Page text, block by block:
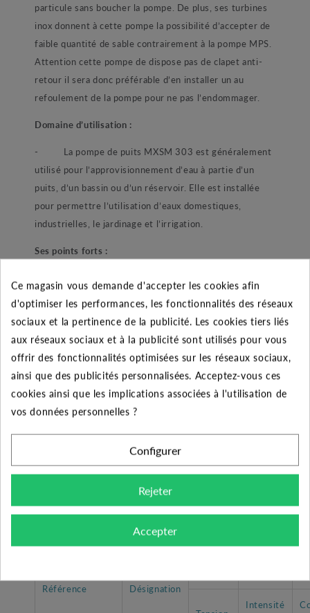
particule sans boucher la pompe. De plus, ses turbines
inox donnent à cette pompe la possibilité d’accepter de
faible quantité de sable contrairement à la pompe MPS.
Attention cette pompe de dispose pas de clapet anti-
retour il sera donc préférable d’en installer un au
refoulement de la pompe pour ne pas l’endommager.
Domaine d’utilisation :
-
La pompe de puits MXSM 303 est généralement
utilisé pour l’approvisionnement d’eau à partie d’un
puits, d’un bassin ou d’un réservoir. Elle est installée
pour permettre l’utilisation d’eaux domestiques,
industrielles, le jardinage et l’irrigation.
Ses points forts :
matériaux inoxydables est dotée d’une double garniture
mécanique. Cette dernière permet une parfaite
étanchéité du moteur. D’une fiabilité extrême la pompe
MXS est parfaite pour équiper votre puits.
Autres produits de la gamme :
La gamme MXS existe en version triphasée,
monophasée avec ou sans flotteur, avec ou sans coffret
de démarrage.
Autres accessoires :
Cette pompe est livrée avec un câble de 20
mètres.
Référence Désignation
Intensité
Ce magasin vous demande d'accepter les cookies afin
d'optimiser les performances, les fonctionnalités des réseaux
sociaux et la pertinence de la publicité. Les cookies tiers liés
aux réseaux sociaux et à la publicité sont utilisés pour vous
offrir des fonctionnalités optimisées sur les réseaux sociaux,
ainsi que des publicités personnalisées. Acceptez-vous ces
cookies ainsi que les implications associées à l'utilisation de
vos données personnelles ?
Configurer
Rejeter
Accepter